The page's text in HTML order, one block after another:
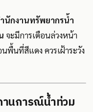
นักงานทรัพยากรน้ำ
จะมีการเตือนล่วงหน้า
พื้นที่สีแดง ควรเฝ้าระวัง
านการณ์น้ำท่วม